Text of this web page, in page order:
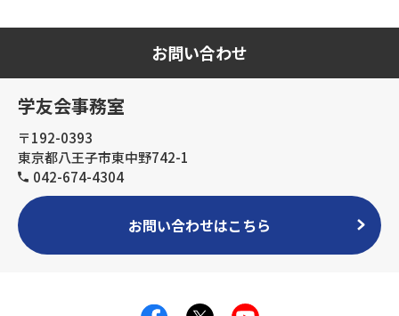
お問い合わせ
学友会事務室
〒192-0393
東京都八王子市東中野742-1
042-674-4304
お問い合わせはこちら